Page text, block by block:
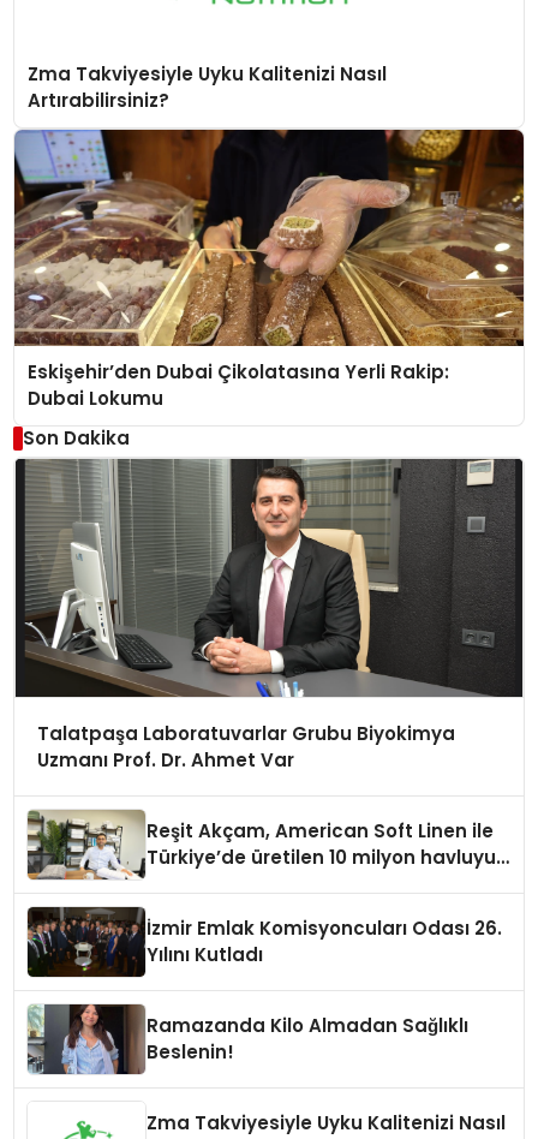
Zma Takviyesiyle Uyku Kalitenizi Nasıl
Artırabilirsiniz?
Eskişehir’den Dubai Çikolatasına Yerli Rakip:
Dubai Lokumu
Son Dakika
Talatpaşa Laboratuvarlar Grubu Biyokimya
Uzmanı Prof. Dr. Ahmet Var
Reşit Akçam, American Soft Linen ile
Türkiye’de üretilen 10 milyon havluyu
İzmir Emlak Komisyoncuları Odası 26.
Yılını Kutladı
Ramazanda Kilo Almadan Sağlıklı
Beslenin!
Zma Takviyesiyle Uyku Kalitenizi Nasıl